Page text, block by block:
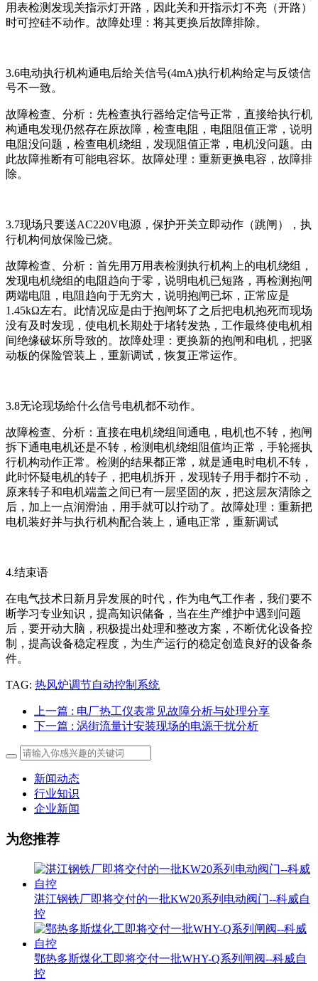
用表检测发现关指示灯开路，因此关和开指示灯不亮（开路）
时可控硅不动作。故障处理：将其更换后故障排除。
3.6电动执行机构通电后给关信号(4mA)执行机构给定与反馈信
号不一致。
故障检查、分析：先检查执行器给定信号正常，直接给执行机
构通电发现仍然存在原故障，检查电阻，电阻阻值正常，说明
电阻没问题，检查电机绕组，发现阻值正常，电机没问题。由
此故障推断有可能电容坏。故障处理：重新更换电容，故障排
除。
3.7现场只要送AC220V电源，保护开关立即动作（跳闸），执
行机构伺放保险已烧。
故障检查、分析：首先用万用表检测执行机构上的电机绕组，
发现电机绕组的电阻趋向于零，说明电机已短路，再检测抱闸
两端电阻，电阻趋向于无穷大，说明抱闸已坏，正常应是
1.45kΩ左右。此情况应是由于抱闸坏了之后把电机抱死而现场
没有及时发现，使电机长期处于堵转发热，工作最终使电机相
间绝缘破坏所导致的。故障处理：更换新的抱闸和电机，把驱
动板的保险管装上，重新调试，恢复正常运作。
3.8无论现场给什么信号电机都不动作。
故障检查、分析：直接在电机绕组间通电，电机也不转，抱闸
拆下通电电机还是不转，检测电机绕组阻值均正常，手轮摇执
行机构动作正常。检测的结果都正常，就是通电时电机不转，
此时怀疑电机的转子，把电机拆开，发现转子用手都拧不动，
原来转子和电机端盖之间已有一层坚固的灰，把这层灰清除之
后，加上一点润滑油，用手就可以拧动了。故障处理：重新把
电机装好并与执行机构配合装上，通电正常，重新调试
4.结束语
在电气技术日新月异发展的时代，作为电气工作者，我们要不
断学习专业知识，提高知识储备，当在生产维护中遇到问题
后，要开动大脑，积极提出处理和整改方案，不断优化设备控
制，提高设备稳定程度，为生产运行的稳定创造良好的设备条
件。
TAG: 热风炉调节自动控制系统
上一篇 : 电厂热工仪表常见故障分析与处理分享
下一篇 : 涡街流量计安装现场的电源干扰分析
新闻动态
行业知识
企业新闻
为您推荐
湛江钢铁厂即将交付的一批KW20系列电动阀门--科威自
控
鄂热多斯煤化工即将交付一批WHY-Q系列闸阀--科威自
控